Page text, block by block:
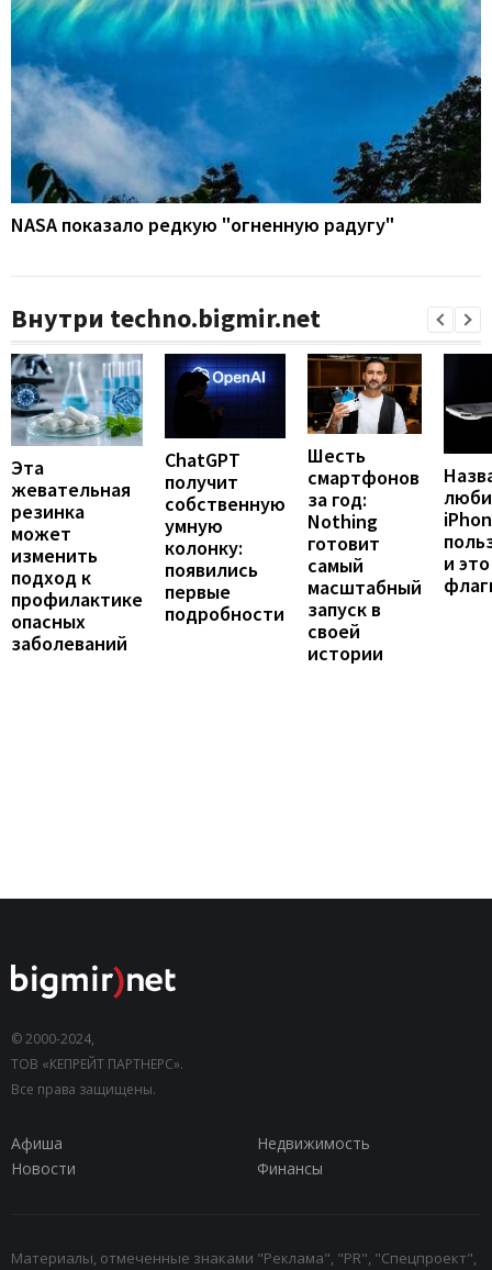
NASA показало редкую "огненную радугу"
Внутри techno.bigmir.net
Эта
жевательная
резинка
может
изменить
подход к
профилактике
опасных
заболеваний
ChatGPT
получит
собственную
умную
колонку:
появились
первые
подробности
Шесть
смартфонов
за год:
Nothing
готовит
самый
масштабный
запуск в
своей
истории
и
© 2000-2024,
ТОВ «КЕПРЕЙТ ПАРТНЕРС».
Все права защищены.
Афиша
Недвижимость
Новости
Финансы
Материалы, отмеченные знаками "Реклама", "PR", "Спецпроект",